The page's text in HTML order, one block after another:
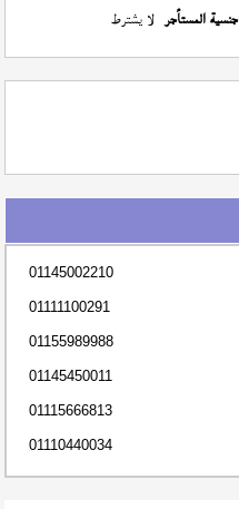
جنسية المستأجر لا يشترط
01145002210
01111100291
01155989988
01145450011
01115666813
01110440034